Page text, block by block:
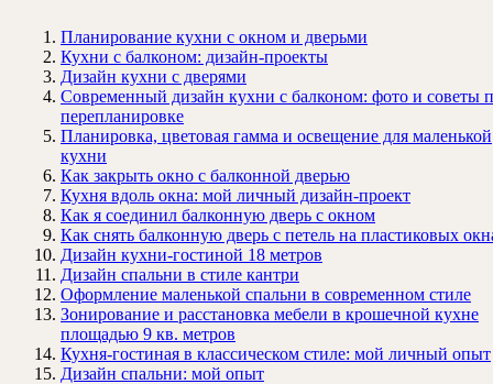
Планирование кухни с окном и дверьми
Кухни с балконом: дизайн-проекты
Дизайн кухни с дверями
Современный дизайн кухни с балконом: фото и советы
перепланировке
Планировка, цветовая гамма и освещение для маленькой
кухни
Как закрыть окно с балконной дверью
Кухня вдоль окна: мой личный дизайн-проект
Как я соединил балконную дверь с окном
Как снять балконную дверь с петель на пластиковых
Дизайн кухни-гостиной 18 метров
Дизайн спальни в стиле кантри
Оформление маленькой спальни в современном стиле
Зонирование и расстановка мебели в крошечной кухне
площадью 9 кв. метров
Кухня-гостиная в классическом стиле: мой личный опыт
Дизайн спальни: мой опыт